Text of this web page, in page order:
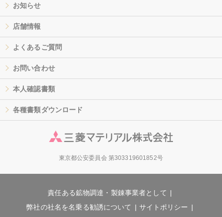
お知らせ
店舗情報
よくあるご質問
お問い合わせ
本人確認書類
各種書類ダウンロード
東京都公安委員会 第303319601852号
責任ある鉱物調達・製錬事業者として
弊社の社名を名乗る勧誘について
サイトポリシー